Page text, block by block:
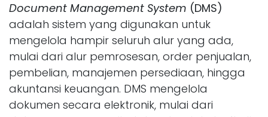
Document Management System (DMS)
adalah sistem yang digunakan untuk
mengelola hampir seluruh alur yang ada,
mulai dari alur pemrosesan, order penjualan,
pembelian, manajemen persediaan, hingga
akuntansi keuangan. DMS mengelola
dokumen secara elektronik, mulai dari